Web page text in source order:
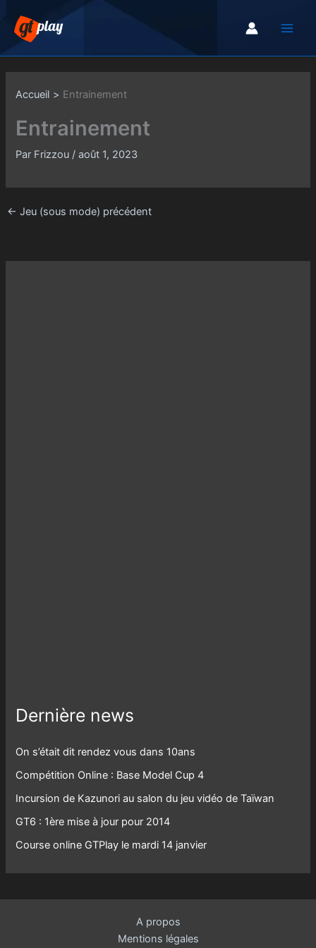
contenu
Accueil Entrainement
Entrainement
Par Frizzou /août 1, 2023
← Jeu (sous mode) précédent
Dernière news
On s’était dit rendez vous dans 10ans
Compétition Online : Base Model Cup 4
Incursion de Kazunori au salon du jeu vidéo de Taïwan
GT6 : 1ère mise à jour pour 2014
Course online GTPlay le mardi 14 janvier
A propos
Mentions légales